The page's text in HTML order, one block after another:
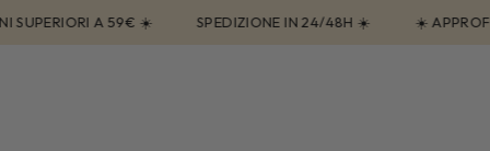
A 59€ ☀️ SPEDIZIONE IN 24/48H ☀️ ☀️ APPROFITTA